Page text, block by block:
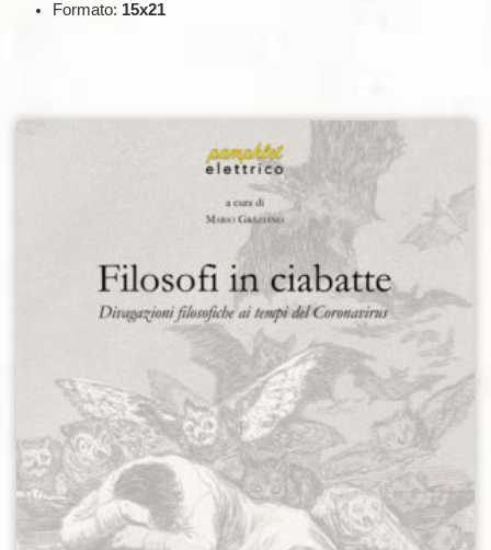
Formato: 15x21
Aggiungi alla lista dei desideri